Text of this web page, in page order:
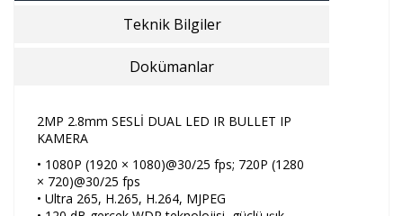
Teknik Bilgiler
Dokümanlar
2MP 2.8mm SESLİ DUAL LED IR BULLET IP
KAMERA
• 1080P (1920 × 1080)@30/25 fps; 720P (1280
× 720)@30/25 fps
• Ultra 265, H.265, H.264, MJPEG